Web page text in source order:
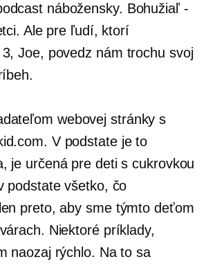
nábožensky. Bohužiaľ -
Ale pre ľudí, ktorí
Joe, povedz nám trochu svoj
webovej stránky s
V podstate je to
je určená pre deti s cukrovkou
podstate všetko, čo
preto, aby sme týmto deťom
Niektoré príklady,
naozaj rýchlo. Na to sa